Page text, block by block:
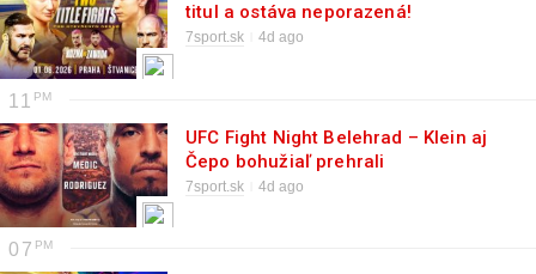
titul a ostáva neporazená!
7sport.sk 4d ago
11
UFC Fight Night Belehrad – Klein aj
Čepo bohužiaľ prehrali
7sport.sk 4d ago
07